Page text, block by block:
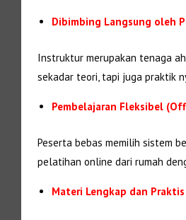
Dibimbing Langsung oleh
Instruktur merupakan tenaga
sekadar teori, tapi juga praktik
Pembelajaran Fleksibel
Peserta bebas memilih sistem
pelatihan online dari rumah
Materi Lengkap dan Praktis